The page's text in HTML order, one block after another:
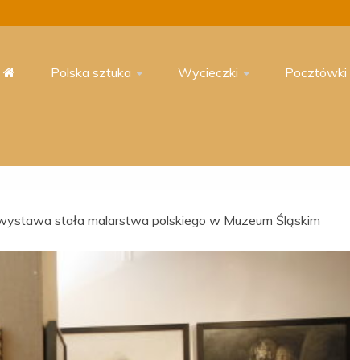
Polska sztuka Wycieczki Pocztówki
stała malarstwa polskiego w Muzeum Śląskim